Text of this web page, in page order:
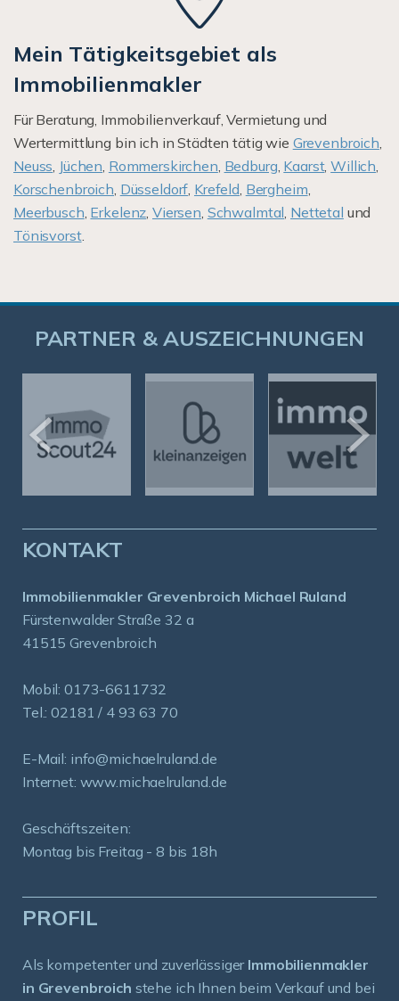
Mein Tätigkeitsgebiet als
Immobilienmakler
Für Beratung, Immobilienverkauf, Vermietung und
Wertermittlung bin ich in Städten tätig wie Grevenbroich,
Neuss, Jüchen, Rommerskirchen, Bedburg, Kaarst,Willich,
Korschenbroich, Düsseldorf, Krefeld, Bergheim,
Meerbusch, Erkelenz,Viersen, Schwalmtal, Nettetal und
Tönisvorst.
PARTNER & AUSZEICHNUNGEN
KONTAKT
Immobilienmakler Grevenbroich Michael Ruland
Fürstenwalder Straße 32 a
41515 Grevenbroich
Mobil: 0173-6611732
Tel.:02181 / 4 93 63 70
E-Mail: info@michaelruland.de
Internet: www.michaelruland.de
Geschäftszeiten:
Montag bis Freitag - 8 bis 18h
PROFIL
Als kompetenter und zuverlässiger Immobilienmakler
in Grevenbroich stehe ich Ihnen beim Verkauf und bei